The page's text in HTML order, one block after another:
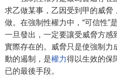
求乙做某事，乙因受到甲的威脅
做。在強制性權力中，“可信性”
一旦發出，一定要讓受威脅方感
實際存在的。威脅只是使強制力
動的遏制，是權力得以生效的保
已的最後手段。